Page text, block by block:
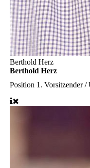
Berthold Herz
Berthold Herz
Position 1. Vorsitzender /